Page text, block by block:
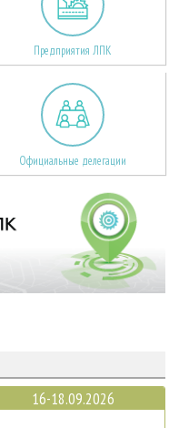
Предприятия ЛПК
Официальные делегации
16-18.09.2026